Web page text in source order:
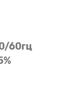
60гц